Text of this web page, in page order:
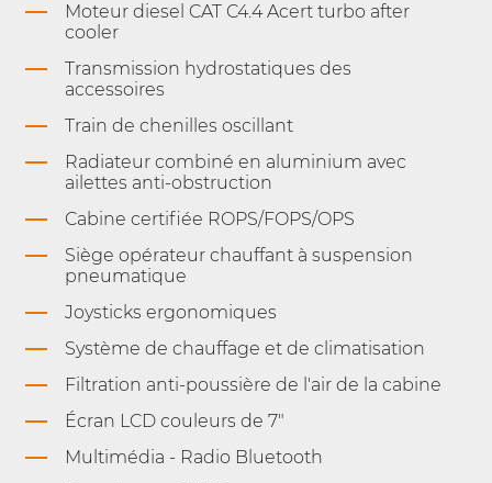
Moteur diesel CAT C4.4 Acert turbo after
cooler
Transmission hydrostatiques des
accessoires
Train de chenilles oscillant
Radiateur combiné en aluminium avec
ailettes anti-obstruction
Cabine certifiée ROPS/FOPS/OPS
Siège opérateur chauffant à suspension
pneumatique
Joysticks ergonomiques
Système de chauffage et de climatisation
Filtration anti-poussière de l'air de la cabine
Écran LCD couleurs de 7"
Multimédia - Radio Bluetooth